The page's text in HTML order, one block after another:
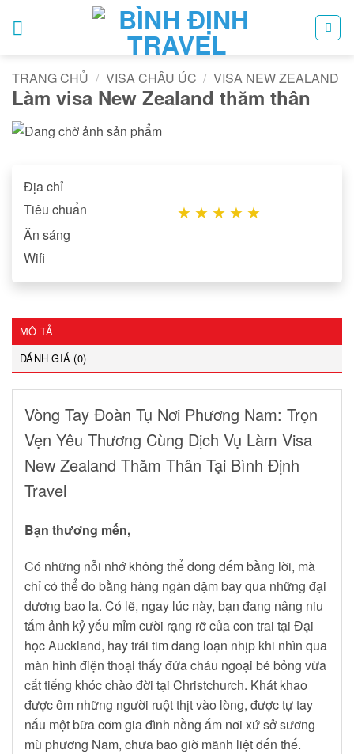
qua
TRANG CHỦ / VISA CHÂU ÚC / VISA NEW ZEALAND
Làm visa New Zealand thăm thân
Địa chỉ
Tiêu chuẩn
★ ★ ★ ★ ★
Ăn sáng
Wifi
MÔ TẢ
ĐÁNH GIÁ (0)
Vòng Tay Đoàn Tụ Nơi Phương Nam: Trọn
Vẹn Yêu Thương Cùng Dịch Vụ Làm Visa
New Zealand Thăm Thân Tại Bình Định
Travel
Bạn thương mến,
Có những nỗi nhớ không thể đong đếm bằng lời, mà
chỉ có thể đo bằng hàng ngàn dặm bay qua những đại
dương bao la. Có lẽ, ngay lúc này, bạn đang nâng niu
tấm ảnh kỷ yếu mỉm cười rạng rỡ của con trai tại Đại
học Auckland, hay trái tim đang loạn nhịp khi nhìn qua
màn hình điện thoại thấy đứa cháu ngoại bé bỏng vừa
cất tiếng khóc chào đời tại Christchurch. Khát khao
được ôm những người ruột thịt vào lòng, được tự tay
nấu một bữa cơm gia đình nồng ấm nơi xứ sở sương
mù phương Nam, chưa bao giờ mãnh liệt đến thế.